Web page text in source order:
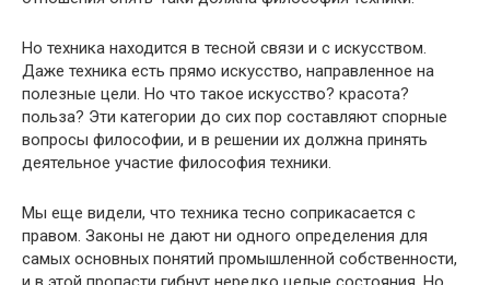
Но техника находится в тесной связи и с искусством.
Даже техника есть прямо искусство, направленное на
полезные цели. Но что такое искусство? красота?
польза? Эти категории до сих пор составляют спорные
вопросы философии, и в решении их должна принять
деятельное участие философия техники.
Мы еще видели, что техника тесно соприкасается с
правом. Законы не дают ни одного определения для
самых основных понятий промышленной собственности,